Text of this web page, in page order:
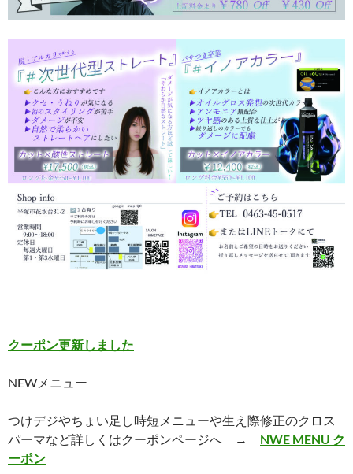
クーポン更新しました
NEWメニュー
つけデジやちょい足し時短メニューや生え際修正のクロス
パーマなど詳しくはクーポンページへ → NWE MENU ク
ーポン